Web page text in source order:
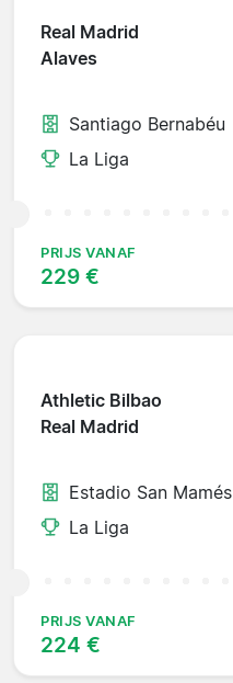
Real Madrid
Alaves
Santiago Bernabéu
La Liga
PRIJS VANAF
229 €
Athletic Bilbao
Real Madrid
Estadio San Mamés
La Liga
PRIJS VANAF
224 €